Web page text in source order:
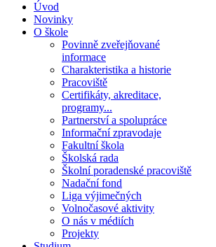
Úvod
Novinky
O škole
Povinně zveřejňované
informace
Charakteristika a historie
Pracoviště
Certifikáty, akreditace,
programy...
Partnerství a spolupráce
Informační zpravodaje
Fakultní škola
Školská rada
Školní poradenské pracoviště
Nadační fond
Liga výjimečných
Volnočasové aktivity
O nás v médiích
Projekty